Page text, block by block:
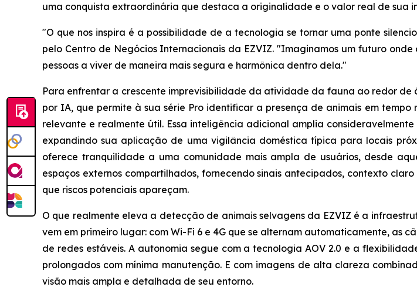
uma conquista extraordinária que destaca a originalidade e o valor real de sua
"O que nos inspira é a possibilidade de a tecnologia se tornar uma ponte
pelo Centro de Negócios Internacionais da EZVIZ. "Imaginamos um futuro
pessoas a viver de maneira mais segura e harmônica dentro dela."
Para enfrentar a crescente imprevisibilidade da atividade da fauna ao redor
por IA, que permite à sua série Pro identificar a presença de animais em
relevante e realmente útil. Essa inteligência adicional amplia
expandindo sua aplicação de uma vigilância doméstica típica para locais
oferece tranquilidade a uma comunidade mais ampla de usuários, desde
espaços externos compartilhados, fornecendo sinais antecipados, contexto
que riscos potenciais apareçam.
O que realmente eleva a detecção de animais selvagens da EZVIZ é a
vem em primeiro lugar: com Wi-Fi 6 e 4G que se alternam automaticamente, as
de redes estáveis. A autonomia segue com a tecnologia AOV 2.0 e a
prolongados com mínima manutenção. E com imagens de alta clareza
visão mais ampla e detalhada de seu entorno.